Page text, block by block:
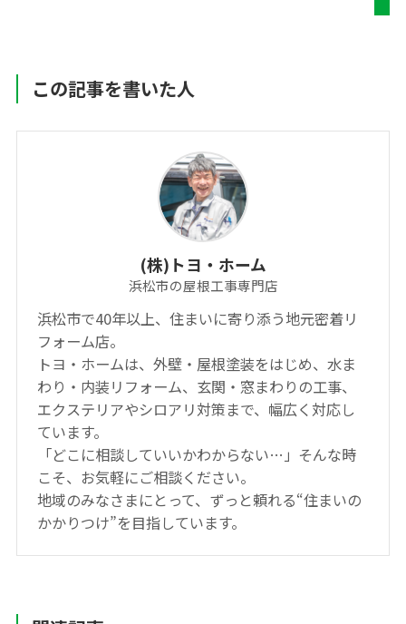
この記事を書いた人
(株)トヨ・ホーム
浜松市の屋根工事専門店
浜松市で40年以上、住まいに寄り添う地元密着リ
フォーム店。
トヨ・ホームは、外壁・屋根塗装をはじめ、水ま
わり・内装リフォーム、玄関・窓まわりの工事、
エクステリアやシロアリ対策まで、幅広く対応し
ています。
「どこに相談していいかわからない…」そんな時
こそ、お気軽にご相談ください。
地域のみなさまにとって、ずっと頼れる“住まいの
かかりつけ”を目指しています。